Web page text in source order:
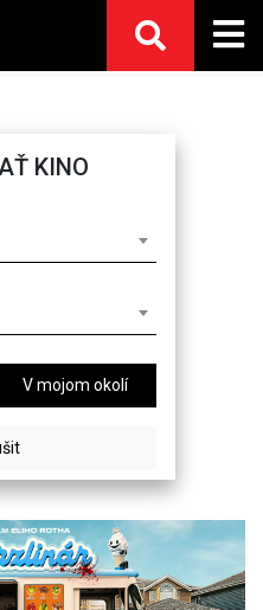
KINO
V mojom okolí